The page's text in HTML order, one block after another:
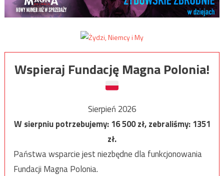
Wspieraj Fundację Magna Polonia!
Sierpień 2026
W sierpniu potrzebujemy:16 500zł, zebraliśmy:1351
zł.
Państwa wsparcie jest niezbędne dla funkcjonowania
Fundacji Magna Polonia.